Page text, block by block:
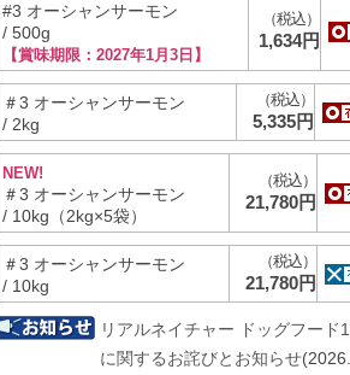
#3 オーシャンサーモン
/ 500g
【賞味期限：2027年1月3日】
（税込）
1,634円
＃3 オーシャンサーモン
/ 2kg
（税込）
5,335円
NEW!
＃3 オーシャンサーモン
/ 10kg（2kg×5袋）
（税込）
21,780円
＃3 オーシャンサーモン
/ 10kg
（税込）
21,780円
リアルネイチャー ドッグフード
に関するお詫びとお知らせ